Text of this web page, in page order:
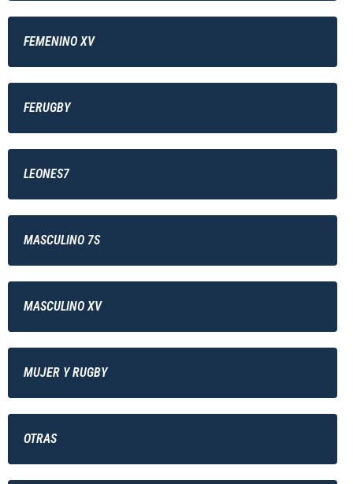
FEMENINO XV
FERUGBY
LEONES7
MASCULINO 7S
MASCULINO XV
MUJER Y RUGBY
OTRAS